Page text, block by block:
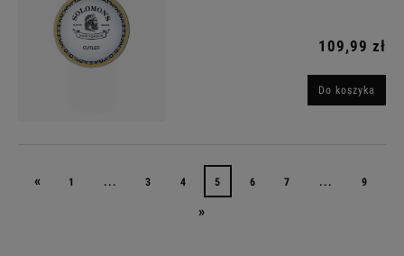
109,99 zł
Do koszyka
« 1 ... 3 4 5 6 7 ... 9
»